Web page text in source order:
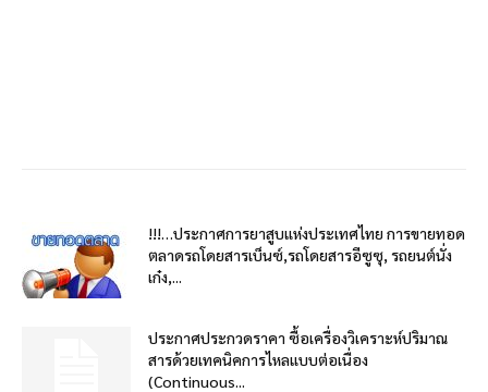
!!!…ประกาศการยาสูบแห่งประเทศไทย การขายทอด
ตลาดรถโดยสารเบ็นซ์,รถโดยสารอีซูซุ, รถยนต์นั่ง
เก๋ง,...
ประกาศประกวดราคา ซื้อเครื่องวิเคราะห์ปริมาณ
สารด้วยเทคนิคการไหลแบบต่อเนื่อง
(Continuous...